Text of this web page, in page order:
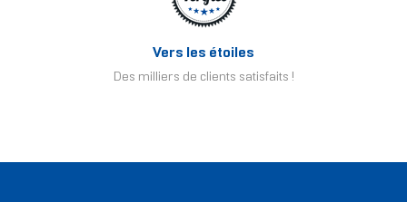
Vers les étoiles
Des milliers de clients satisfaits !